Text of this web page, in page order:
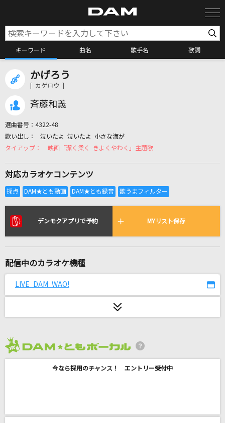
キーワード 曲名 歌手名 歌詞
カラオケリクエスト
リアルタイムで歌われている曲の一覧
Stellar Stellar
[生音]HOT LIMIT
T.M.Revolution
Drown [ドラウン]
Bring Me The Horizon
かげろう
[ カゲロウ ]
斉藤和義
選曲番号： 4322-48
泣いたよ 泣いたよ 小さな海が
映画「潔く柔く きよくやわく」主題歌
対応カラオケコンテンツ
デンモクアプリで予約 MYリスト保存
配信中のカラオケ機種
LIVE DAM WAO!
今なら採用のチャンス！ エントリー受付中